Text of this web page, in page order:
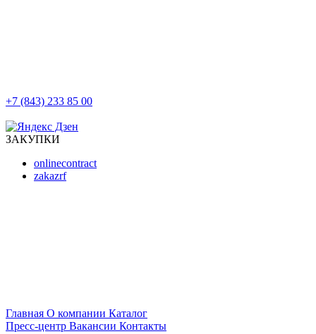
+7 (843) 233 85 00
ЗАКУПКИ
onlinecontract
zakazrf
Главная О компании Каталог
Пресс-центр Вакансии Контакты